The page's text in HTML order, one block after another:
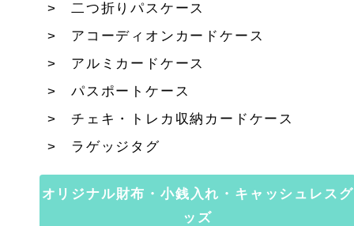
二つ折りパスケース
アコーディオンカードケース
アルミカードケース
パスポートケース
チェキ・トレカ収納カードケース
ラゲッジタグ
オリジナル財布・小銭入れ・キャッシュレスグ
ッズ